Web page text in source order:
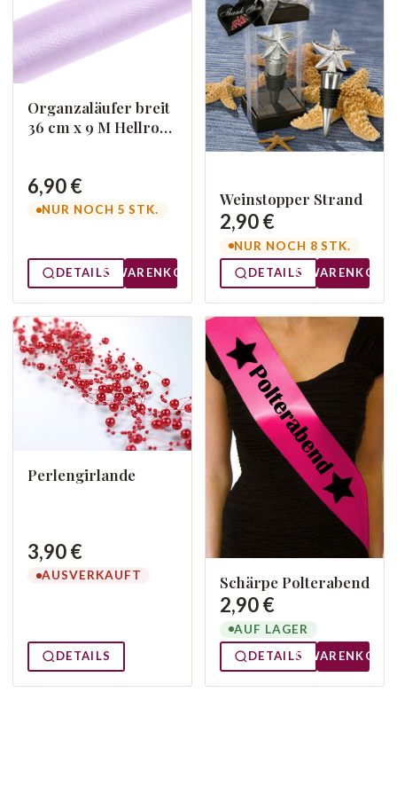
Organzaläufer breit
36 cm x 9 M Hellrosa
6,90 €
NUR NOCH 5 STK.
DETAILS WARENKORB
Weinstopper Strand
2,90 €
NUR NOCH 8 STK.
DETAILS
WARENKORB
Perlengirlande
3,90 €
AUSVERKAUFT
DETAILS
Schärpe Polterabend
2,90 €
AUF LAGER
DETAILS
WARENKORB